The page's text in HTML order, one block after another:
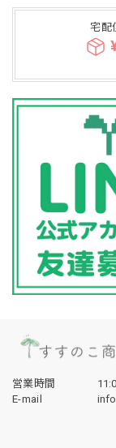
宅配
営業時間
E-mail